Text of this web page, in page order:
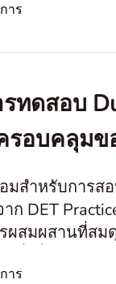
าร
รทดสอบ
อบคลุมข
มสำหรับการ
ก DET
ผสมผสานที่ส
าร